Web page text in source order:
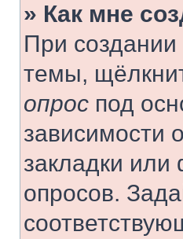
» Как мне
При
темы,
опрос под
зависимости
закладки
опросов.